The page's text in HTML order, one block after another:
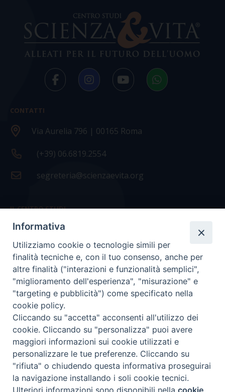
CONTATTI
Via Aurelia 796 | 00165 Roma
(+39) 06.6819.2554
segreteria@scienzaevita.org
IL CENTRO STUDI
La nostra storia
Statuto
Presidenza e ufficio presidenza
Consiglio scientifico
Coordinamento nazionale
COPYRIGHT Scienza & Vita - C.F96600690588- Tutti i
diritti -Privacy- Credits
Informativa
Utilizziamo cookie o tecnologie simili per
finalità tecniche e, con il tuo consenso, anche per
altre finalità ("interazioni e funzionalità semplici",
"miglioramento dell'esperienza", "misurazione" e
"targeting e pubblicità") come specificato nella
cookie policy.
Cliccando su "accetta" acconsenti all'utilizzo dei
cookie. Cliccando su "personalizza" puoi avere
maggiori informazioni sui cookie utilizzati e
personalizzare le tue preferenze. Cliccando su
"rifiuta" o chiudendo questa informativa proseguirai
la navigazione installando i soli cookie tecnici.